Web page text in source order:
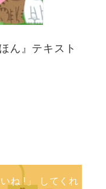
ん』テキスト
ね !」 してくれ